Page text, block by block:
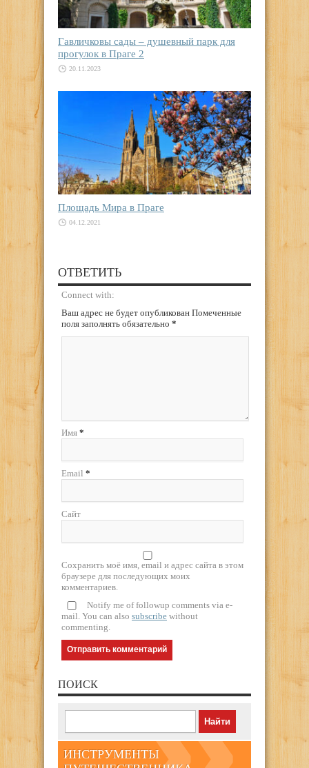
Гавличковы сады – душевный парк для
прогулок в Праге 2
20.11.2023
Площадь Мира в Праге
04.12.2021
ОТВЕТИТЬ
Connect with:
Ваш адрес не будет опубликован Помеченные
поля заполнять обязательно *
Имя *
Email *
Сайт
Сохранить моё имя, email и адрес сайта в этом
браузере для последующих моих
комментариев.
Notify me of followup comments via e-
mail. You can also subscribe without
commenting.
ПОИСК
ИНСТРУМЕНТЫ